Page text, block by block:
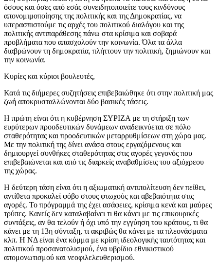
όσους και όσες από εσάς συνειδητοποιείτε τους κινδύνους
απονομιμοποίησης της πολιτικής και της Δημοκρατίας, να
υπερασπιστούμε τις αρχές του πολιτικού διαλόγου και της
πολιτικής αντιπαράθεσης πάνω στα κρίσιμα και σοβαρά
προβλήματα που απασχολούν την κοινωνία. Όλα τα άλλα
διαβρώνουν τη δημοκρατία, πλήττουν την πολιτική, ζημιώνουν και
την κοινωνία.
Κυρίες και κύριοι βουλευτές,
Κατά τις διήμερες συζητήσεις επιβεβαιώθηκε ότι στην πολιτική μας
ζωή αποκρυσταλλώνονται δύο βασικές τάσεις.
Η πρώτη είναι ότι η κυβέρνηση ΣΥΡΙΖΑ με τη στήριξη των
ευρύτερων προοδευτικών δυνάμεων αναδεικνύεται σε πόλο
σταθερότητας και προοδευτικών μεταρρυθμίσεων στη χώρα μας.
Με την πολιτική της δίνει ανάσα στους εργαζόμενους και
δημιουργεί συνθήκες σταθερότητας στις αγορές γεγονός που
επιβεβαιώνεται και από τις διαρκείς αναβαθμίσεις του αξιόχρεου
της χώρας.
Η δεύτερη τάση είναι ότι η αξιωματική αντιπολίτευση δεν πείθει,
αντίθετα προκαλεί φόβο στους φτωχούς και αβεβαιότητα στις
αγορές. Το πρόγραμμά της έχει ασάφειες, κρίσιμα κενά και μαύρες
τρύπες. Κανείς δεν καταλαβαίνει τι θα κάνει με τις επικουρικές
συντάξεις, αν θα τελούν ή όχι υπό την εγγύηση του κράτους, τι θα
κάνει με τη 13η σύνταξη, τι ακριβώς θα κάνει με τα πλεονάσματα
κλπ. Η ΝΔ είναι ένα κόμμα με κρίση ιδεολογικής ταυτότητας και
πολιτικού προσανατολισμού, ένα υβρίδιο εθνικιστικού
απομονωτισμού και νεοφιλελευθερισμού.